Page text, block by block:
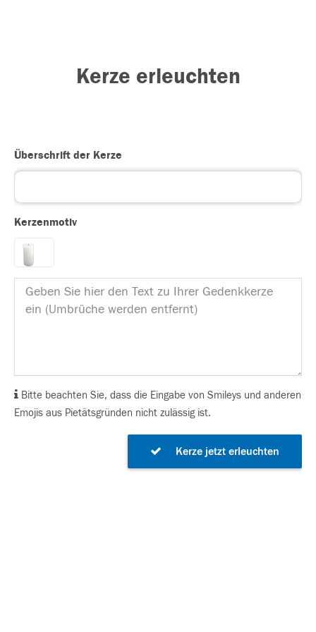
Kerze erleuchten
Überschrift der Kerze
Kerzenmotiv
Bitte beachten Sie, dass die Eingabe von Smileys und anderen
Emojis aus Pietätsgründen nicht zulässig ist.
Kerze jetzt erleuchten